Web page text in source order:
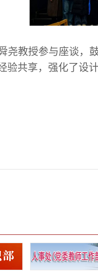
尧教授参与座谈，
验共享，强化了设